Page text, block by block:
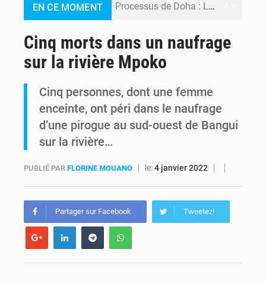
EN CE MOMENT Processus de Doha : La RDC libère 15 prisonniers et réaffirme sa détermination à respecter ses engagements
RDC : Raïssa Malu lance les préparatifs d’une Table ronde nationale sur l’éducation inclusive des enfants handicapés
Cinq morts dans un naufrage
sur la rivière Mpoko
Cinq personnes, dont une femme
enceinte, ont péri dans le naufrage
d’une pirogue au sud-ouest de Bangui
sur la rivière…
PUBLIÉ PAR FLORINE MOUANO le:4 janvier 2022
Partager sur Facebook Tweetez!